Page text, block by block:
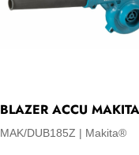
BLAZER ACCU
MAK/DUB185Z Makita®